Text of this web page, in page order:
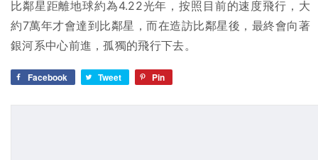
比鄰星距離地球約為4.22光年，按照目前的速度飛行，大
約7萬年才會達到比鄰星，而在造訪比鄰星後，最終會向著
銀河系中心前進，孤獨的飛行下去。
Facebook Tweet Pin